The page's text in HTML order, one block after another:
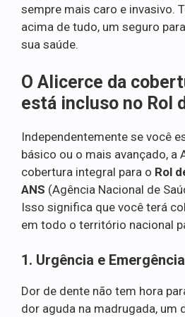
sempre mais caro e invasivo.
acima de tudo, um seguro
sua saúde.
O Alicerce da
está incluso no Rol
Independentemente se você
básico ou o mais avançado, a
cobertura integral para o Rol
ANS (Agência Nacional de
Isso significa que você terá
em todo o território nacional
1. Urgência e
Dor de dente não tem hora
dor aguda na madrugada, um